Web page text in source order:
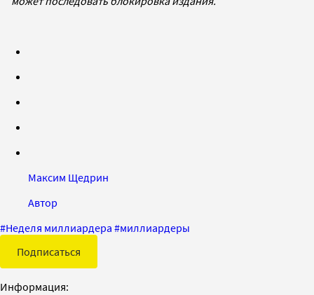
Максим Щедрин
Автор
#Неделя миллиардера #миллиардеры
Подписаться
Информация: